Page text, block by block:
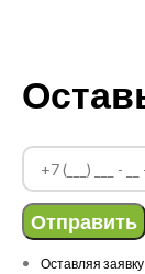
Отправить
Оставляя